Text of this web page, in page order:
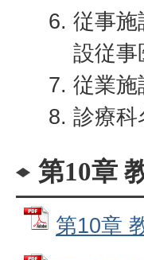
従事施
設従事
従業施
診療科
第10章
第10章